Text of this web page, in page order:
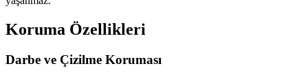
Koruma Özellikleri
Darbe ve Çizilme Koruması